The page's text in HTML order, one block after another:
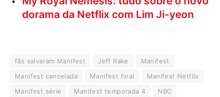
dorama da Netflix com Lim Ji-yeon
fãs salvaram Manifest Jeff Rake
Manifest
Manifest cancelada
Manifest final
Manifest Netflix
Manifest série
Manifest temporada 4
NBC